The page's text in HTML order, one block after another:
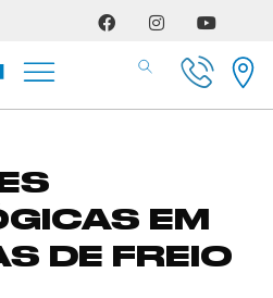
EM
DE FREIO